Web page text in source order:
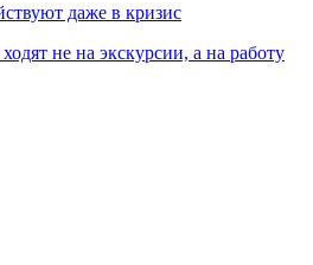
даже в кризис
не на экскурсии, а на работу